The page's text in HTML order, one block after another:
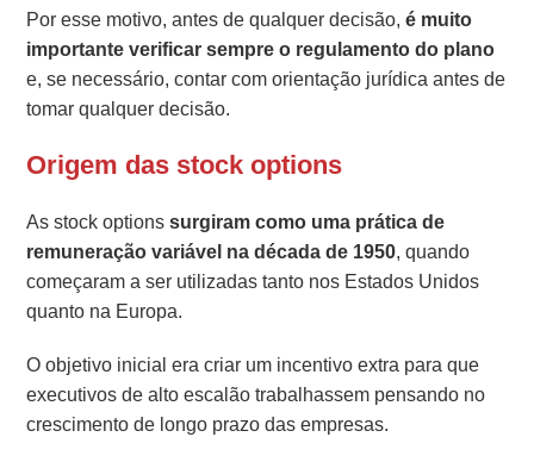
Por esse motivo, antes de qualquer decisão, é muito
importante verificar sempre o regulamento do plano
e, se necessário, contar com orientação jurídica antes de
tomar qualquer decisão.
Origem das stock options
As stock optionssurgiram como uma prática de
remuneração variável na década de 1950, quando
começaram a ser utilizadas tanto nos Estados Unidos
quanto na Europa.
O objetivo inicial era criar um incentivo extra para que
executivos de alto escalão trabalhassem pensando no
crescimento de longo prazo das empresas.